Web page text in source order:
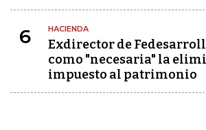
6 HACIENDA
Exdirector de
como "necesaria" la
impuesto al patrimonio